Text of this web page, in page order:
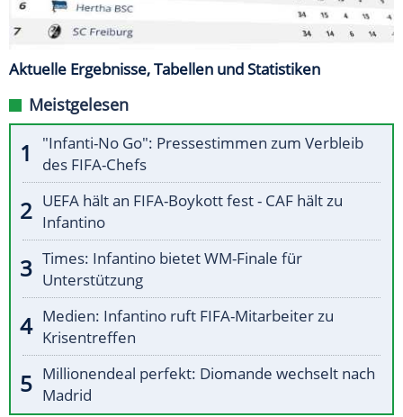
Aktuelle Ergebnisse, Tabellen und Statistiken
Meistgelesen
"Infanti-No Go": Pressestimmen zum Verbleib
des FIFA-Chefs
UEFA hält an FIFA-Boykott fest - CAF hält zu
Infantino
Times: Infantino bietet WM-Finale für
Unterstützung
Medien: Infantino ruft FIFA-Mitarbeiter zu
Krisentreffen
Millionendeal perfekt: Diomande wechselt nach
Madrid